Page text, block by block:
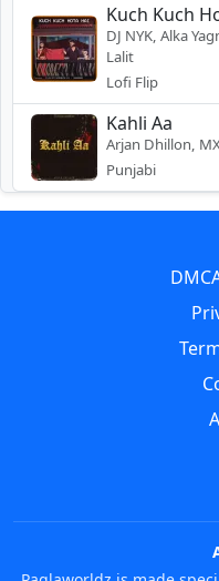
Kuch Kuch
DJ NYK, Alka
Lalit
Lofi Flip
Kahli Aa
Arjan Dhillon,
Punjabi